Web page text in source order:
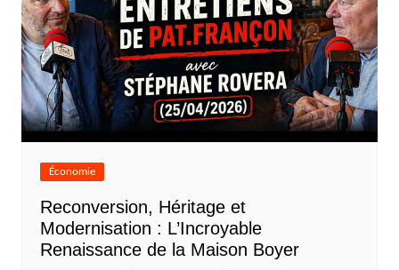
Économie
Reconversion, Héritage et
Modernisation : L’Incroyable
Renaissance de la Maison Boyer